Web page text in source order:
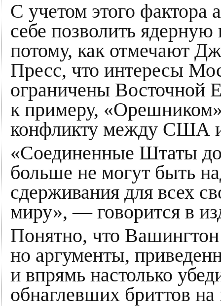
С учетом этого фактора
себе позволить
потому, как отмечают
Пресс, что интересы
ограничены Восточной
к примеру,
конфликту между США
«Соединенные Штаты
больше не могут быть
сдерживания для всех
миру», — говорится в
Понятно, что
но аргументы,
и впрямь настолько
обнаглевших бриттов на